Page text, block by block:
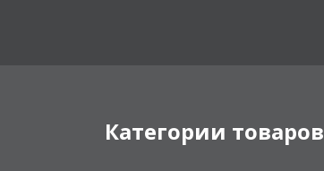
Категории товаров